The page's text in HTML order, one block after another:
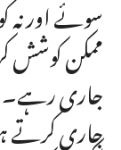
سوئے اور نہ
ممکن کوشش
جاری
جاری کرتے